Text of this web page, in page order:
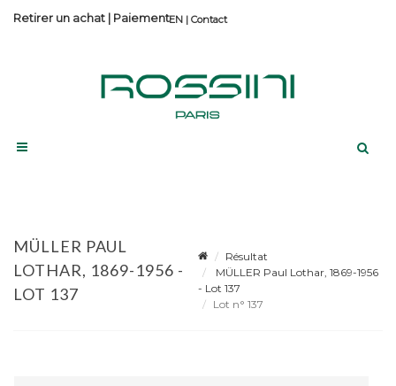
Contact
Retirer un achat | Paiement
MÜLLER PAUL
LOTHAR, 1869-1956 -
LOT 137
Résultat
MÜLLER Paul Lothar, 1869-1956
- Lot 137
Lot n° 137